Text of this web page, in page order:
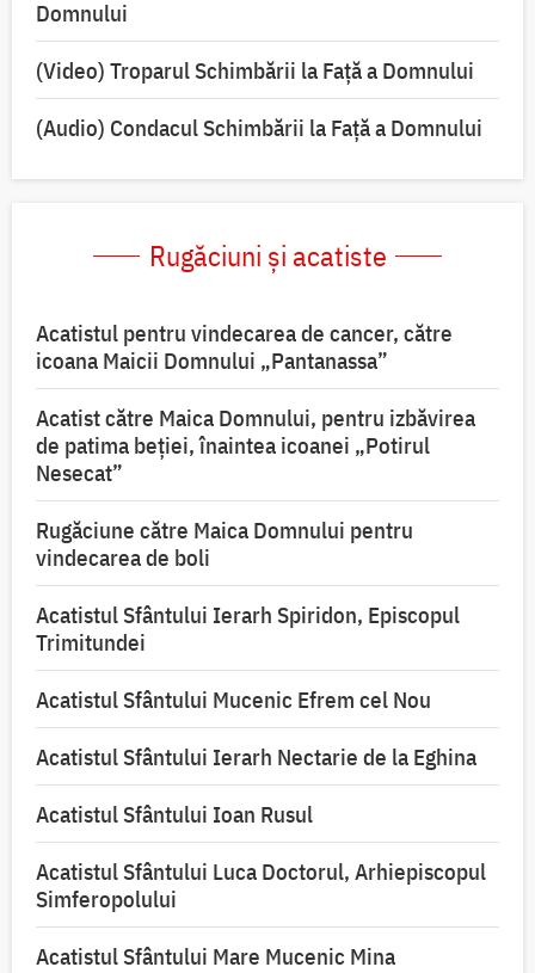
Domnului
(Video) Troparul Schimbării la Față a Domnului
(Audio) Condacul Schimbării la Față a Domnului
Rugăciuni și acatiste
Acatistul pentru vindecarea de cancer, către
icoana Maicii Domnului „Pantanassa”
Acatist către Maica Domnului, pentru izbăvirea
de patima beției, înaintea icoanei „Potirul
Nesecat”
Rugăciune către Maica Domnului pentru
vindecarea de boli
Acatistul Sfântului Ierarh Spiridon, Episcopul
Trimitundei
Acatistul Sfântului Mucenic Efrem cel Nou
Acatistul Sfântului Ierarh Nectarie de la Eghina
Acatistul Sfântului Ioan Rusul
Acatistul Sfântului Luca Doctorul, Arhiepiscopul
Simferopolului
Acatistul Sfântului Mare Mucenic Mina